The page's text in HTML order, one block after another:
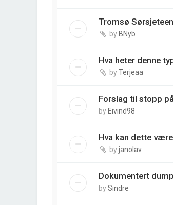
Tromsø
by BNyb
Hva heter denne
byTerjeaa
Forslag til stopp
by Eivind98
Hva kan dette være
byjanolav
Dokumentert
bySindre